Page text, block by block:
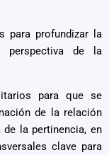
para profundizar la
perspectiva de la
para que se
de la relación
la pertinencia, en
clave para